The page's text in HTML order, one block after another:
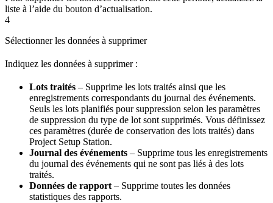
liste à l’aide du bouton d’actualisation.
4
Sélectionner les données à supprimer
Indiquez les données à supprimer :
Lots traités – Supprime les lots traités ainsi que les
enregistrements correspondants du journal des événements.
Seuls les lots planifiés pour suppression selon les paramètres
de suppression du type de lot sont supprimés. Vous définissez
ces paramètres (durée de conservation des lots traités) dans
Project Setup Station.
Journal des événements – Supprime tous les enregistrements
du journal des événements qui ne sont pas liés à des lots
traités.
Données de rapport – Supprime toutes les données
statistiques des rapports.